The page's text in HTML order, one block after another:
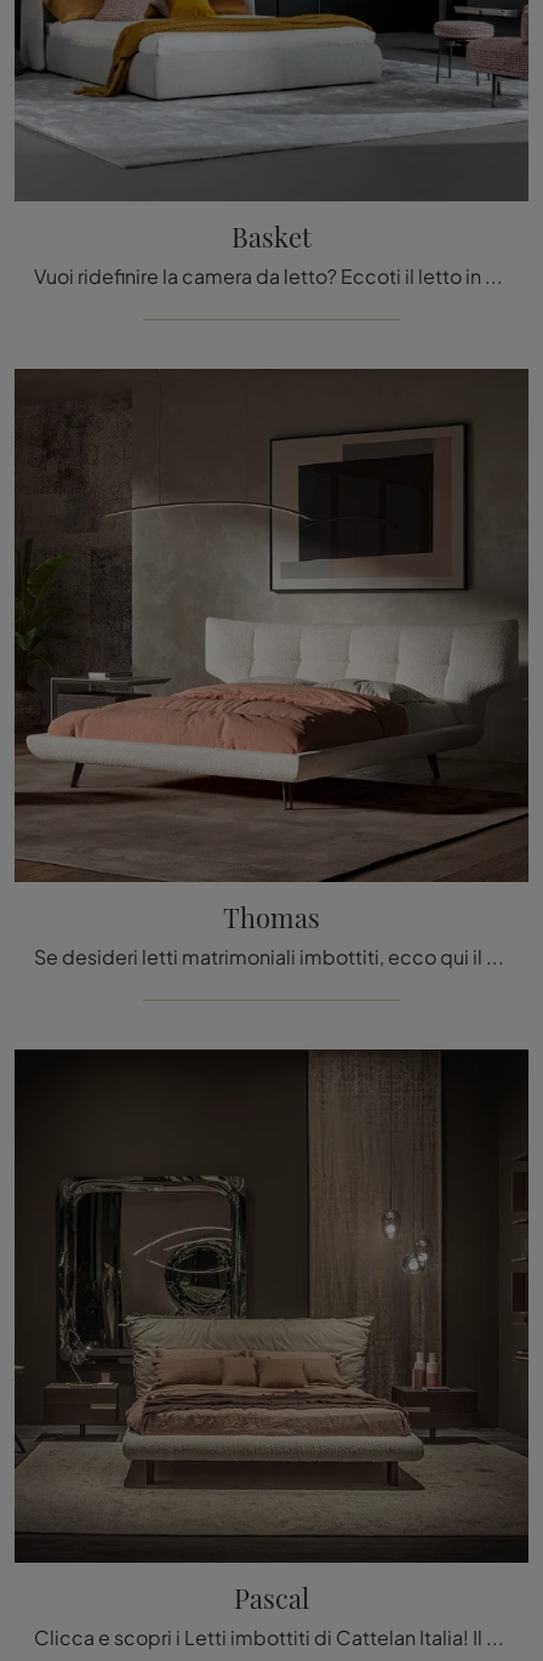
Basket
Vuoi ridefinire la camera da letto? Eccoti il letto in tessuto Basket di Bonaldo per spazi moderni.
Thomas
Se desideri letti matrimoniali imbottiti, ecco qui il modello Thomas in tessuto per valorizzare la camera da letto.
Pascal
Clicca e scopri i Letti imbottiti di Cattelan Italia! Il modello Pascal in pelle ti aspetta nelle versioni matrimoniali.